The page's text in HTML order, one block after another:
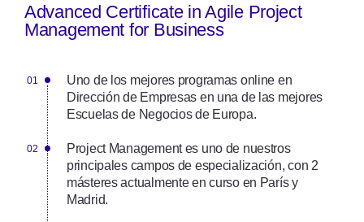
Advanced Certificate in Agile Project
Management for Business
Uno de los mejores programas online en
Dirección de Empresas en una de las mejores
Escuelas de Negocios de Europa.
Project Management es uno de nuestros
principales campos de especialización, con 2
másteres actualmente en curso en París y
Madrid.